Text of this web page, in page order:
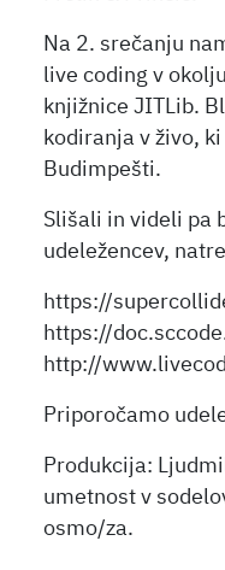
Na 2. srečanju
live coding v
knjižnice JITLib.
kodiranja v živo,
Budimpešti.
Slišali in videli pa
udeležencev,
https://
https://
http://
Priporočamo
Produkcija:
umetnost v
osmo/za.